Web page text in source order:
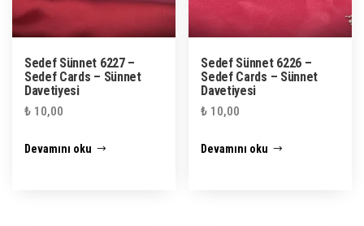
Sedef Sünnet 6227 –
Sedef Cards – Sünnet
Davetiyesi
₺ 10,00
Devamını oku
Sedef Sünnet 6226 –
Sedef Cards – Sünnet
Davetiyesi
₺ 10,00
Devamını oku